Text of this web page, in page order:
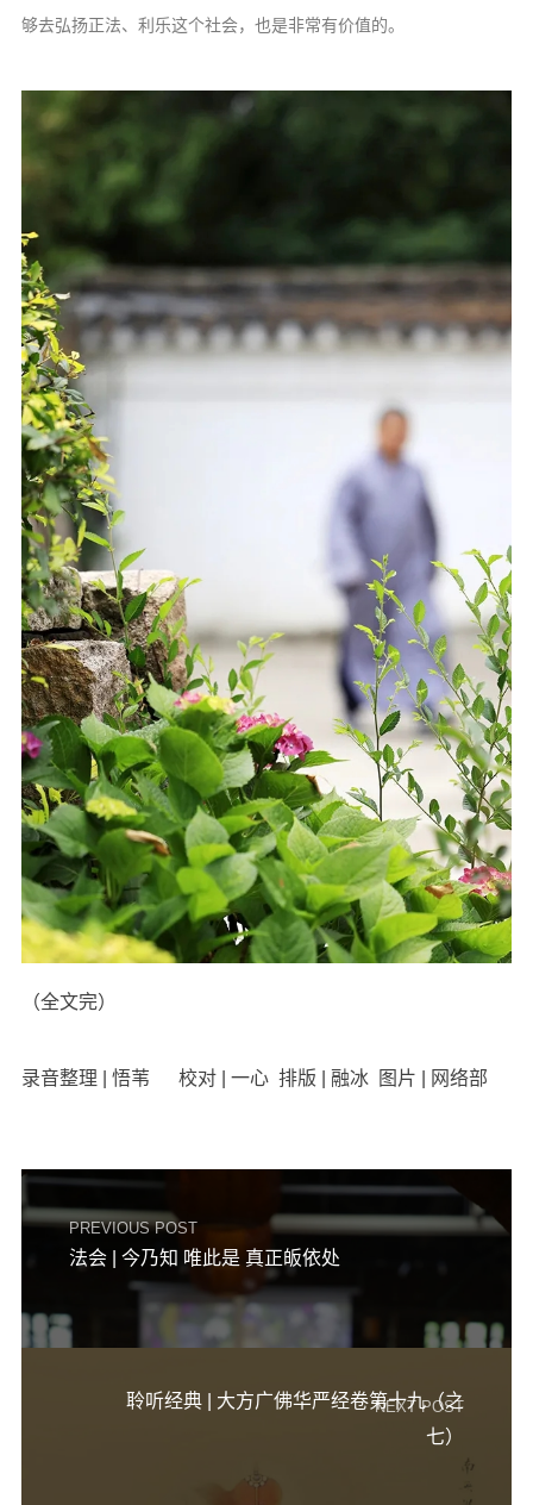
够去弘扬正法、利乐这个社会，也是非常有价值的。
（全文完）
录音整理 | 悟苇 校对 | 一心 排版 | 融冰 图片 | 网络部
PREVIOUS POST
法会 | 今乃知 唯此是 真正皈依处
NEXT POST
聆听经典 | 大方广佛华严经卷第十九（之
七）